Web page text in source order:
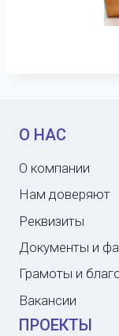
О НАС
О компании
Нам доверяют
Реквизиты
Документы и
Грамоты и
Вакансии
ПРОЕКТЫ